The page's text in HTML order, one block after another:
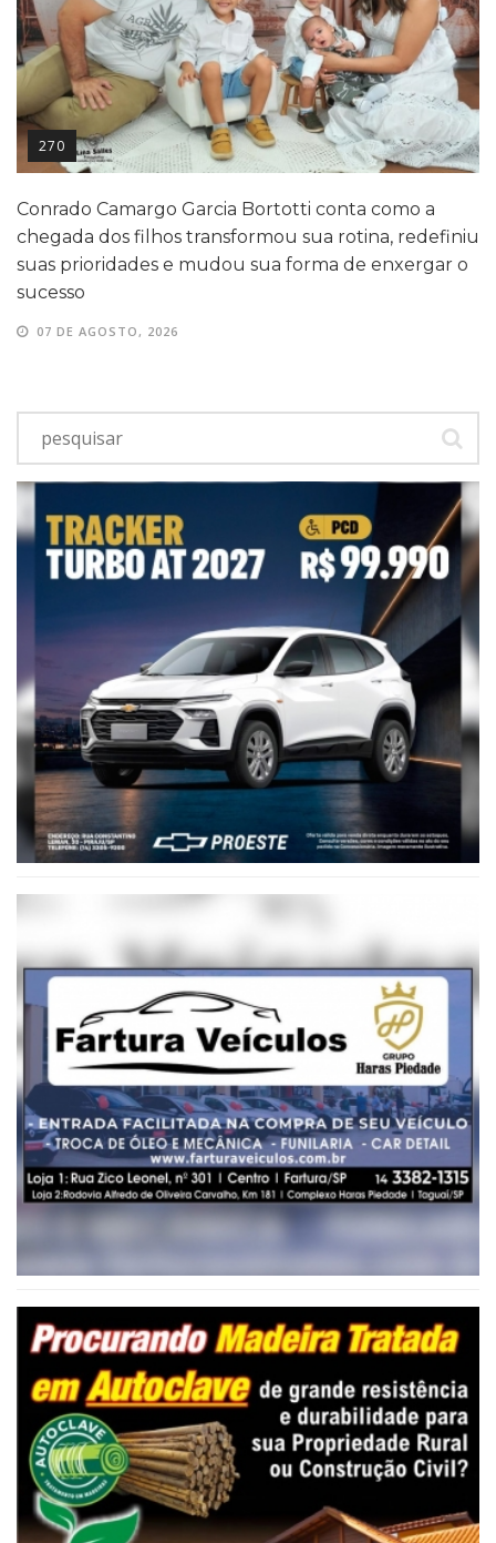
270
Conrado Camargo Garcia Bortotti conta como a
chegada dos filhos transformou sua rotina, redefiniu
suas prioridades e mudou sua forma de enxergar o
sucesso
07 DE AGOSTO, 2026